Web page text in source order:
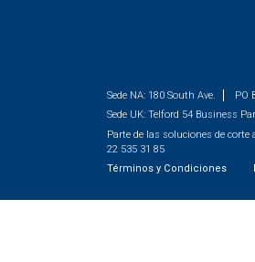
Sede NA: 180 South Ave. PO
Sede UK: Telford 54 Business
Parte de las soluciones de corte
22 535 31 85
Términos y Condiciones